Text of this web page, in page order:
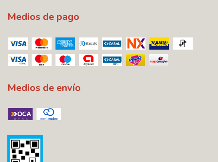
Medios de pago
Medios de envío